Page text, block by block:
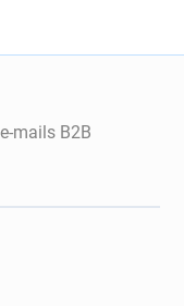
mails B2B